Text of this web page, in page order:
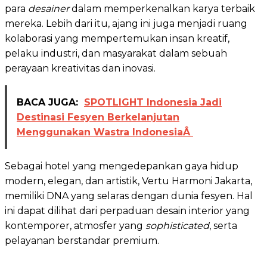
para desainerdalam memperkenalkan karya terbaik
mereka. Lebih dari itu, ajang ini juga menjadi ruang
kolaborasi yang mempertemukan insan kreatif,
pelaku industri, dan masyarakat dalam sebuah
perayaan kreativitas dan inovasi.
BACA JUGA: SPOTLIGHT Indonesia Jadi
Destinasi Fesyen Berkelanjutan
Menggunakan Wastra IndonesiaÂ
Sebagai hotel yang mengedepankan gaya hidup
modern, elegan, dan artistik, Vertu Harmoni Jakarta,
memiliki DNA yang selaras dengan dunia fesyen. Hal
ini dapat dilihat dari perpaduan desain interior yang
kontemporer, atmosfer yang sophisticated, serta
pelayanan berstandar premium.